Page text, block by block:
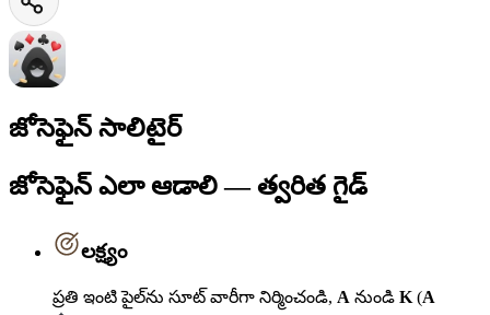
జోసెఫైన్‌ సాలిటైర్‌
జోసెఫైన్‌ ఎలా ఆడాలి — త్వరిత గైడ్
లక్ష్యం
ప్రతి ఇంటి పైల్‌ను సూట్ వారీగా నిర్మించండి, A నుండి K(A